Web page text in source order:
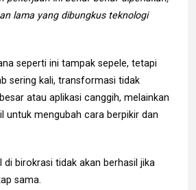
lama yang dibungkus teknologi
seperti ini tampak sepele, tetapi
sering kali, transformasi tidak
atau aplikasi canggih, melainkan
untuk mengubah cara berpikir dan
birokrasi tidak akan berhasil jika
sama.